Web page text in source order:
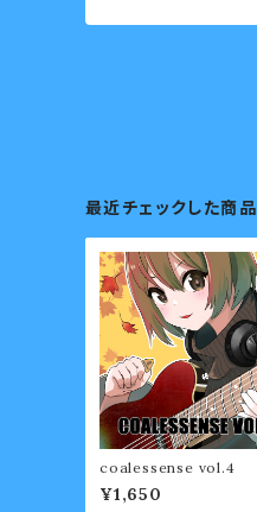
最近チェックした商品
coalessense vol.4
¥1,650